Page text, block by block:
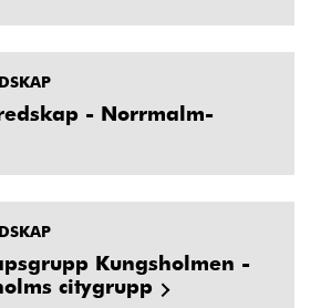
- Norrmalm-
Kungsholmen -
citygrupp